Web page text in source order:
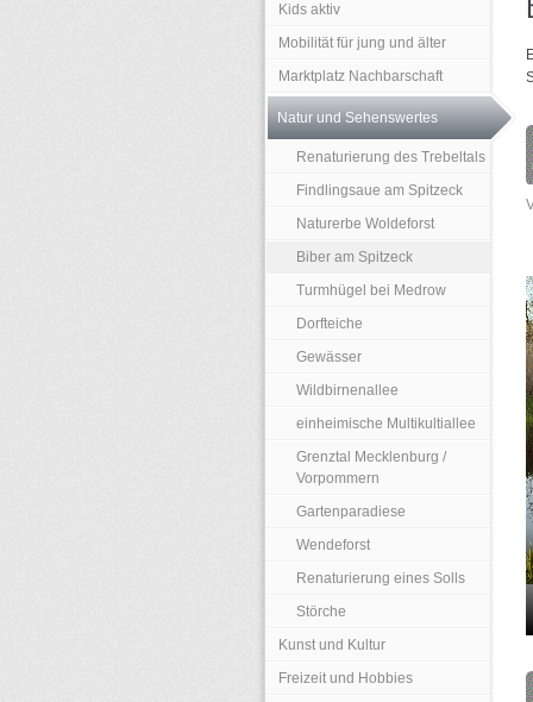
Kids aktiv
Mobilität für jung und älter
Marktplatz Nachbarschaft
Natur und Sehenswertes
Renaturierung des Trebeltals
Findlingsaue am Spitzeck
Naturerbe Woldeforst
Biber am Spitzeck
Turmhügel bei Medrow
Dorfteiche
Gewässer
Wildbirnenallee
einheimische Multikultiallee
Grenztal Mecklenburg /
Vorpommern
Gartenparadiese
Wendeforst
Renaturierung eines Solls
Störche
Kunst und Kultur
Freizeit und Hobbies